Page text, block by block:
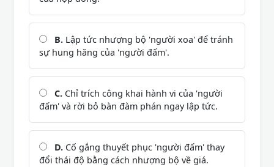
B. Lập tức nhượng bộ 'người xoa' để tránh
sự hung hăng của 'người đấm'.
C. Chỉ trích công khai hành vi của 'người
đấm' và rời bỏ bàn đàm phán ngay lập tức.
D. Cố gắng thuyết phục 'người đấm' thay
đổi thái độ bằng cách nhượng bộ về giá.